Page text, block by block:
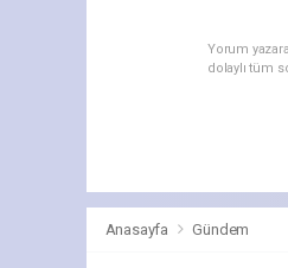
Yorum
dolaylı tüm
Anasayfa Gündem